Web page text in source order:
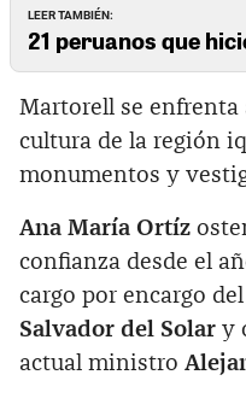
LEER TAMBIÉN:
21 peruanos que
Martorell se enfrenta
cultura de la región
monumentos y
Ana María Ortíz
confianza desde el
cargo por encargo
Salvador del Solar y
actual ministro